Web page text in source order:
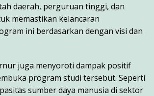
daerah, perguruan tinggi, dan
memastikan kelancaran
ini berdasarkan dengan visi dan
juga menyoroti dampak positif
program studi tersebut. Seperti
sumber daya manusia di sektor